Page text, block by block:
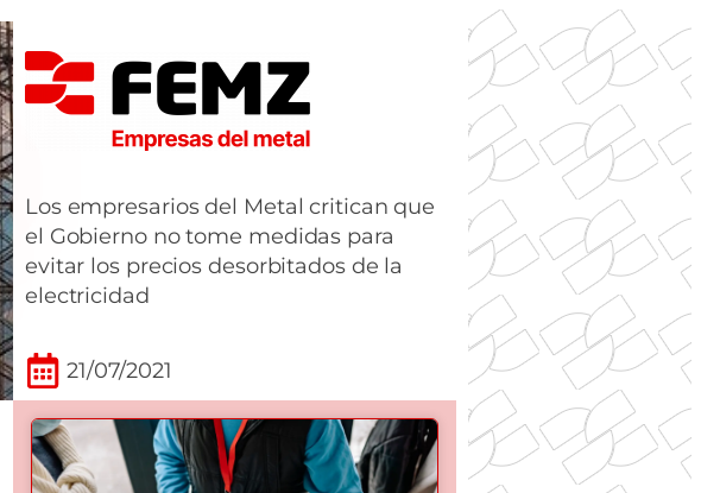
Los empresarios del Metal critican que
el Gobierno no tome medidas para
evitar los precios desorbitados de la
electricidad
21/07/2021